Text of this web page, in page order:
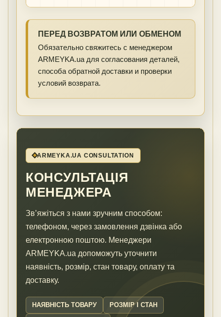
ПЕРЕД ВОЗВРАТОМ ИЛИ ОБМЕНОМ
Обязательно свяжитесь с менеджером
ARMEYKA.ua для согласования деталей,
способа обратной доставки и проверки
условий возврата.
ARMEYKA.UA CONSULTATION
КОНСУЛЬТАЦІЯ
МЕНЕДЖЕРА
Зв’яжіться з нами зручним способом:
телефоном, через замовлення дзвінка або
електронною поштою. Менеджери
ARMEYKA.ua допоможуть уточнити
наявність, розмір, стан товару, оплату та
доставку.
НАЯВНІСТЬ ТОВАРУ РОЗМІР І СТАН